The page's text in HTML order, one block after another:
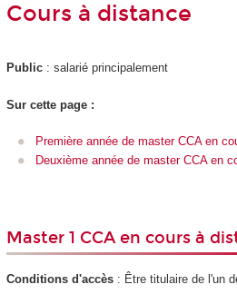
Cours à distance
Public: salarié principalement
Sur cette page :
Première année de master CCA en
Deuxième année de master CCA en
Master 1 CCA en cours à
Conditions d'accès: Être titulaire de l'un